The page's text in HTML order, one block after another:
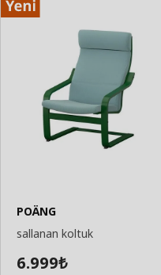
POÄNG
sallanan koltuk
6.999₺